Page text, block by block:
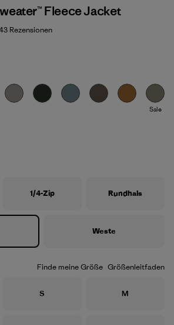
Fleece Jacket
/ 5
Rezensionen
Sale
1/4-Zip Rundhals
Weste
Finde meine Größe Größenleitfaden
Größe
S Größe
M